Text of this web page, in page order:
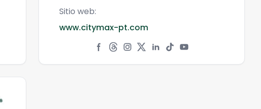
Sitio web:
www.citymax-pt.com